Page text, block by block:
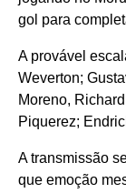
gol para
A provável
Weverton;
Moreno,
Piquerez;
A transmissão
que emoção